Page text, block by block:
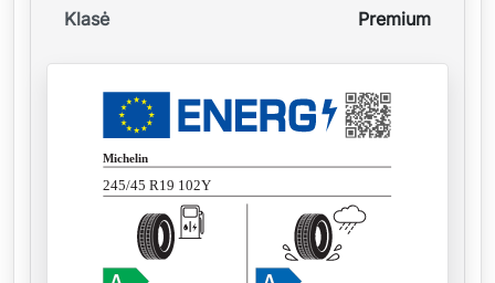
Klasė Premium
Michelin
245/45 R19 102Y